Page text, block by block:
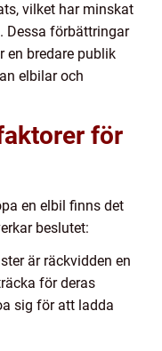
vilket har minskat
Dessa förbättringar
en bredare publik
elbilar och
för
en elbil finns det
beslutet:
är räckvidden en
för deras
sig för att ladda